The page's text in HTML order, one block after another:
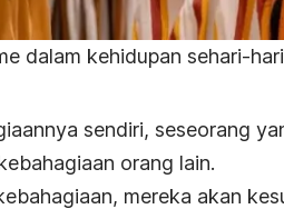
dalam kehidupan sehari-
sendiri, seseorang
orang lain.
mereka akan